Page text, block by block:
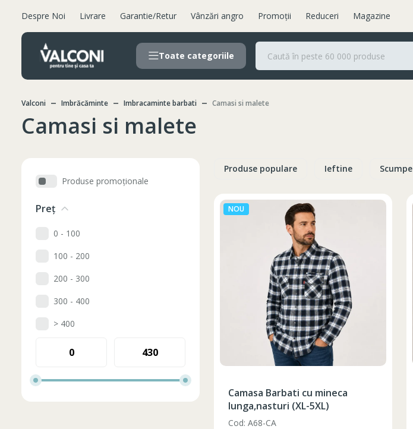
Despre Noi Livrare Garantie/Retur Vânzări angro Promoții Reduceri Magazine
Toate categoriile
Valconi Imbrăcăminte Imbracaminte barbati Camasi si malete
Camasi si malete
Produse promoționale
Preț
0 - 100
100 - 200
200 - 300
300 - 400
> 400
Produse populare Ieftine Scumpe
NOU
Camasa Barbati cu mineca
lunga,nasturi (XL-5XL)
Cod: A68-CA